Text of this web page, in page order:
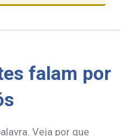
falam por
Veja por que